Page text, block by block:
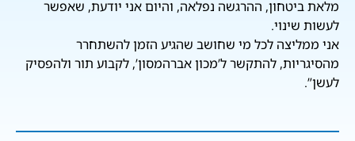
מלאת ביטחון, ההרגשה נפלאה, והיום אני יודעת, שאפשר
לעשות שינוי.
אני ממליצה לכל מי שחושב שהגיע הזמן להשתחרר
מהסיגריות, להתקשר ל’מכון אברהמסון’, לקבוע תור ולהפסיק
לעשן”.